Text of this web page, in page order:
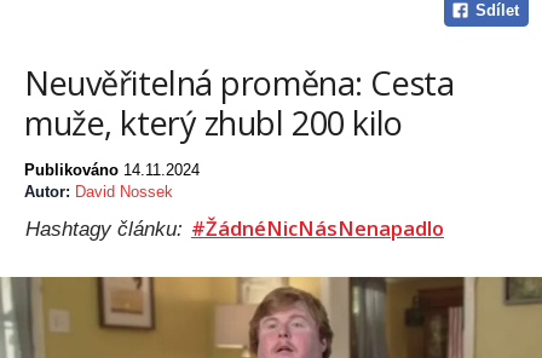
Sdílet
Neuvěřitelná proměna: Cesta
muže, který zhubl 200 kilo
Publikováno 14.11.2024
Autor: David Nossek
Hashtagy článku: #ŽádnéNicNásNenapadlo